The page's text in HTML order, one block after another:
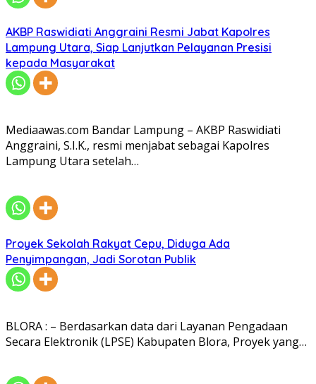
AKBP Raswidiati Anggraini Resmi Jabat Kapolres
Lampung Utara, Siap Lanjutkan Pelayanan Presisi
kepada Masyarakat
Mediaawas.com Bandar Lampung – AKBP Raswidiati
Anggraini, S.I.K., resmi menjabat sebagai Kapolres
Lampung Utara setelah…
Proyek Sekolah Rakyat Cepu, Diduga Ada
Penyimpangan, Jadi Sorotan Publik
BLORA : – Berdasarkan data dari Layanan Pengadaan
Secara Elektronik (LPSE) Kabupaten Blora, Proyek yang…